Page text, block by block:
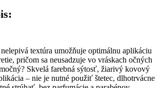
textúra umožňuje optimálnu aplikáciu
pričom sa neusadzuje vo vráskach očných
Skvelá farebná sýtosť, žiarivý kovový
– nie je nutné použiť štetec, dlhotrvácne